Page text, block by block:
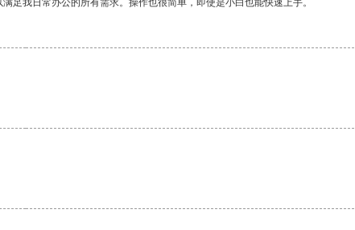
足我日常办公的所有需求。操作也很简单，即使是小白也能快速上手。